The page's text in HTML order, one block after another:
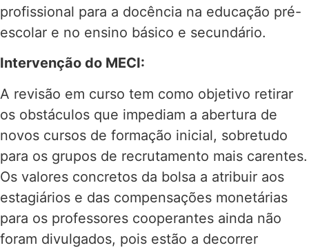
profissional para a docência na educação pré-
escolar e no ensino básico e secundário.
Intervenção do MECI:
A revisão em curso tem como objetivo retirar
os obstáculos que impediam a abertura de
novos cursos de formação inicial, sobretudo
para os grupos de recrutamento mais carentes.
Os valores concretos da bolsa a atribuir aos
estagiários e das compensações monetárias
para os professores cooperantes ainda não
foram divulgados, pois estão a decorrer